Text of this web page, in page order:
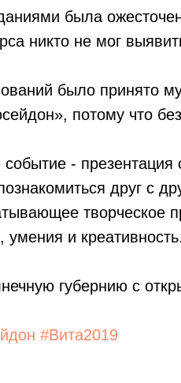
была
никто не мог
было принято
потому что
- презентация
друг с
творческое
умения и креативность.
губернию с
#Вита2019